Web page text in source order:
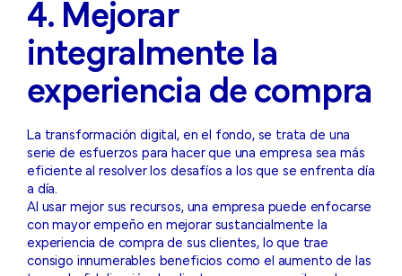
4. Mejorar
integralmente la
experiencia de compra
La transformación digital, en el fondo, se trata de una
serie de esfuerzos para hacer que una empresa sea más
eficiente al resolver los desafíos a los que se enfrenta día
a día.
Al usar mejor sus recursos, una empresa puede enfocarse
con mayor empeño en mejorar sustancialmente la
experiencia de compra de sus clientes, lo que trae
consigo innumerables beneficios como el aumento de las